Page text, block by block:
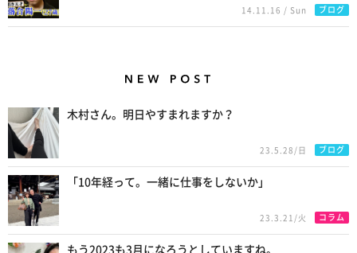
14.11.16 / Sun ブログ
木村さん。明日やすまれますか？
23.5.28/日 ブログ
「10年経って。一緒に仕事をしないか」
23.3.21/火 コラム
もう2023も3月になろうとしていますね。